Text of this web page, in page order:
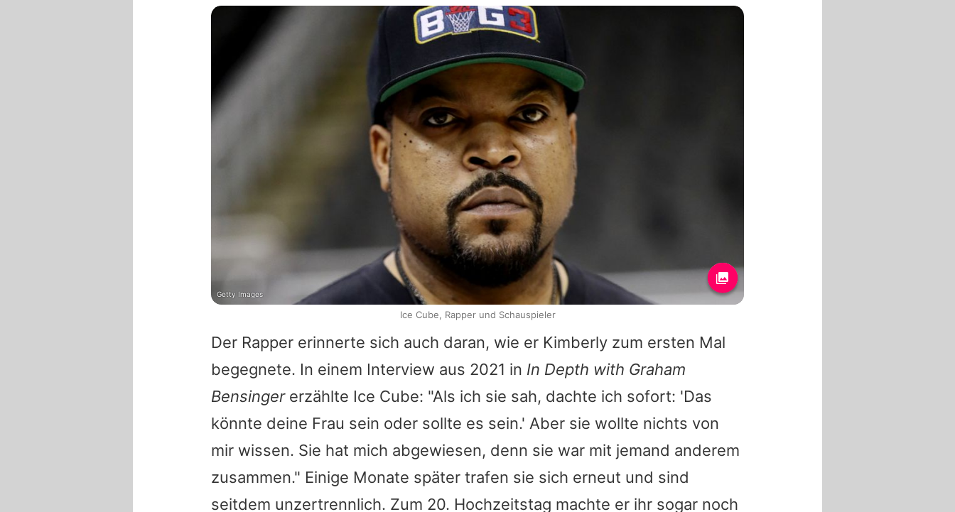
Der Rapper erinnerte sich auch daran, wie er Kimberly zum ersten Mal
begegnete. In einem Interview aus 2021 in In Depth with Graham
Bensingererzählte Ice Cube: "Als ich sie sah, dachte ich sofort: 'Das
könnte deine Frau sein oder sollte es sein.' Aber sie wollte nichts von
mir wissen. Sie hat mich abgewiesen, denn sie war mit jemand anderem
zusammen." Einige Monate später trafen sie sich erneut und sind
seitdem unzertrennlich. Zum 20. Hochzeitstag machte er ihr sogar noch
Getty Images
Ice Cube, Rapper und Schauspieler